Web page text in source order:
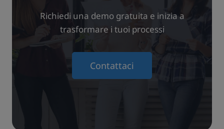
Richiedi una demo gratuita e inizia a
trasformare i tuoi processi
Contattaci